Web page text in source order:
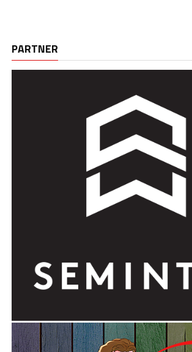
PARTNER